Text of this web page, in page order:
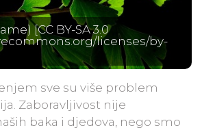
[CC BY-SA 3.0
licenses/by-
sve su više problem
Zaboravljivost nije
baka i djedova, nego smo